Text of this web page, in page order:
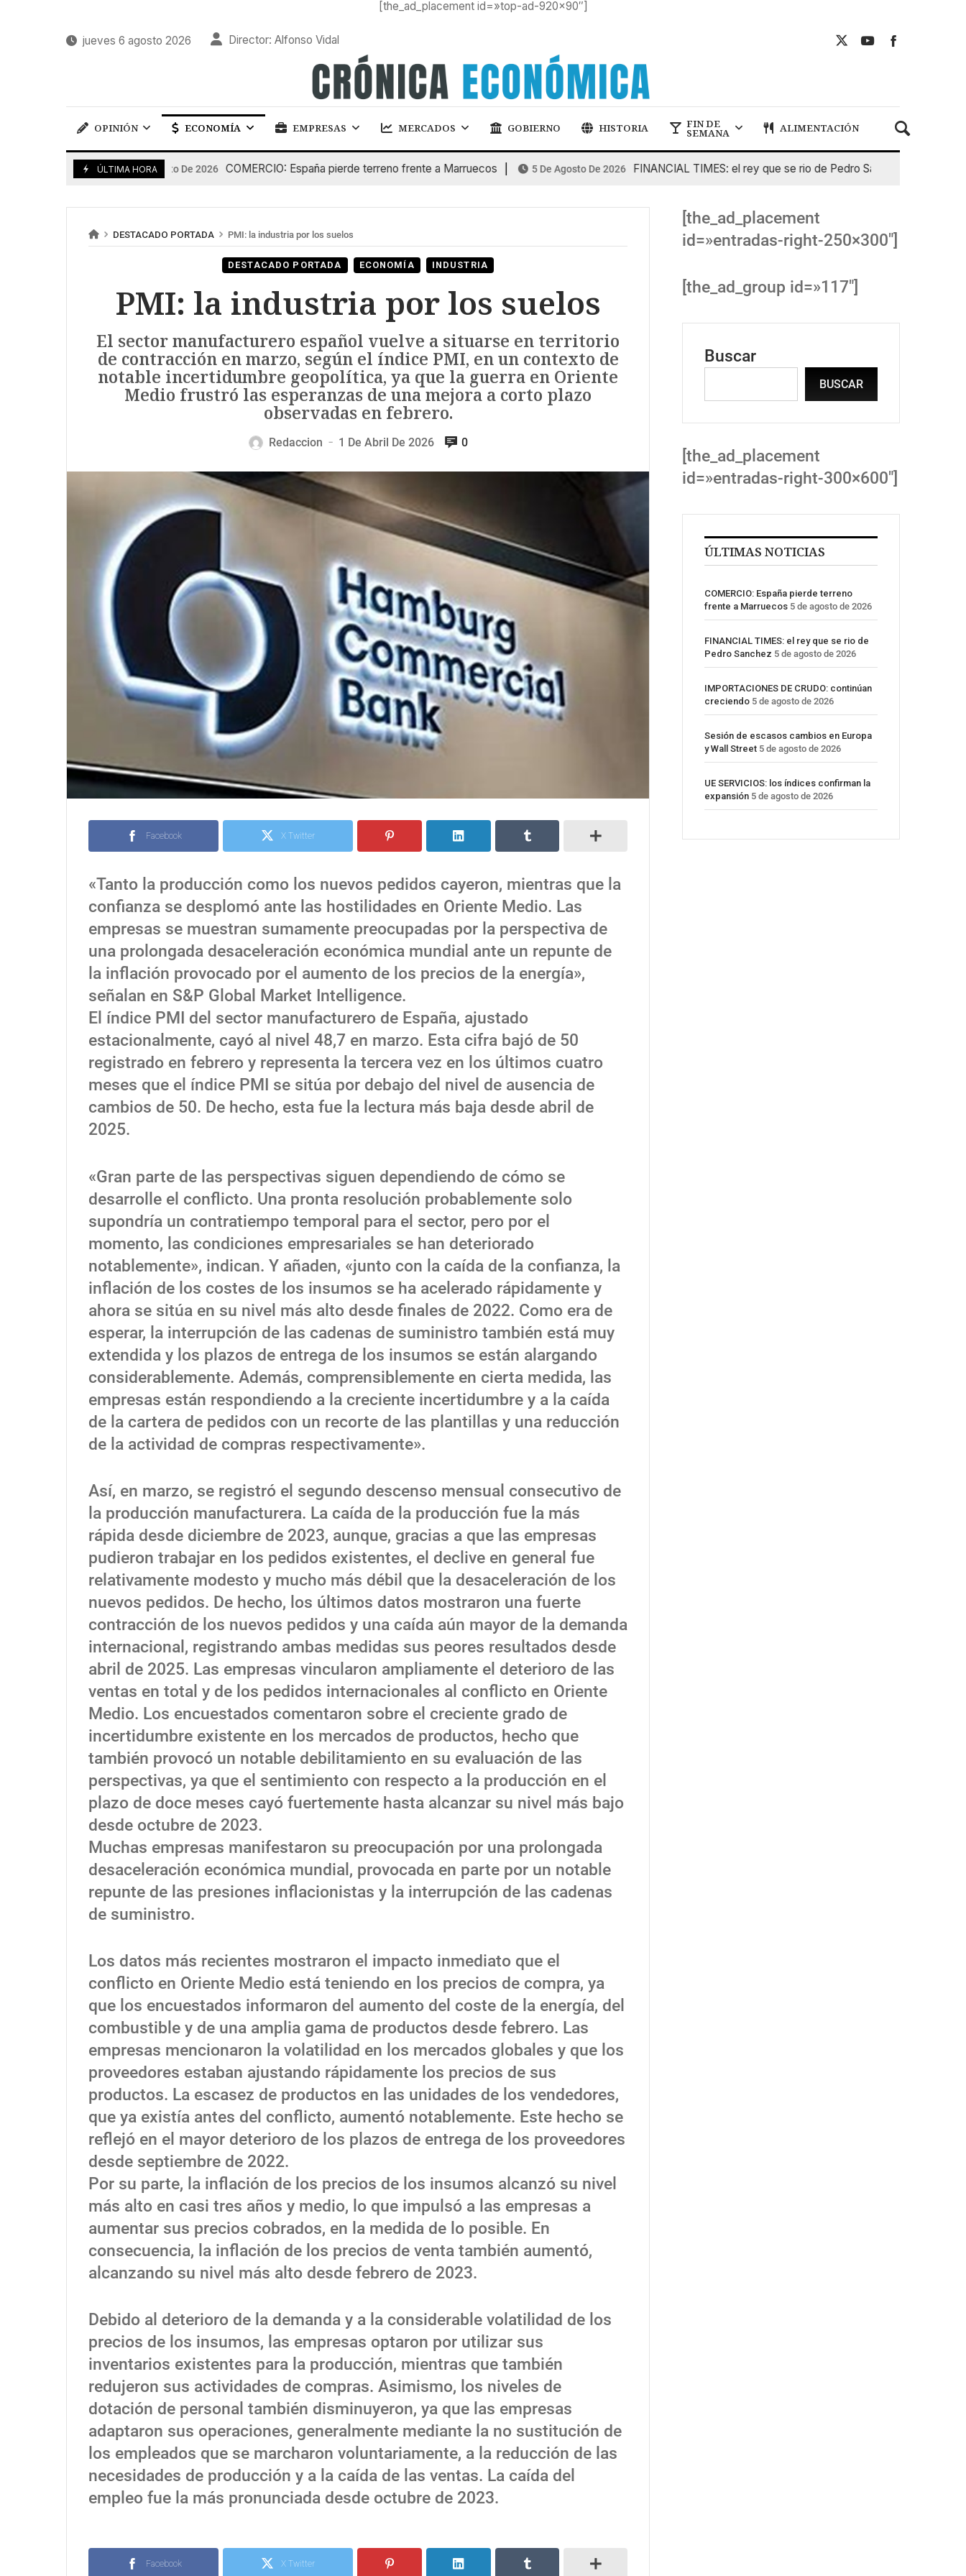
[the_ad_placement id=»top-ad-920×90″]
jueves 6 agosto 2026 Director: Alfonso Vidal
OPINIÓN ECONOMÍA EMPRESAS MERCADOS GOBIERNO HISTORIA FIN DE
SEMANA ALIMENTACIÓN
ÚLTIMA HORA
5 De Agosto De 2026 COMERCIO: España pierde terreno frente a Marruecos 5 De Agosto De 2026 FINANCIAL TIMES: el rey que se rio de Pedro Sanchez
DESTACADO PORTADA PMI: la industria por los suelos
DESTACADO PORTADA ECONOMÍA INDUSTRIA
PMI: la industria por los suelos
El sector manufacturero español vuelve a situarse en territorio
de contracción en marzo, según el índice PMI, en un contexto de
notable incertidumbre geopolítica, ya que la guerra en Oriente
Medio frustró las esperanzas de una mejora a corto plazo
observadas en febrero.
Redaccion — 1 De Abril De 2026 0
Facebook X Twitter
«Tanto la producción como los nuevos pedidos cayeron, mientras que la
confianza se desplomó ante las hostilidades en Oriente Medio. Las
empresas se muestran sumamente preocupadas por la perspectiva de
una prolongada desaceleración económica mundial ante un repunte de
la inflación provocado por el aumento de los precios de la energía»,
señalan en S&P Global Market Intelligence.
El índice PMI del sector manufacturero de España, ajustado
estacionalmente, cayó al nivel 48,7 en marzo. Esta cifra bajó de 50
registrado en febrero y representa la tercera vez en los últimos cuatro
meses que el índice PMI se sitúa por debajo del nivel de ausencia de
cambios de 50. De hecho, esta fue la lectura más baja desde abril de
2025.
«Gran parte de las perspectivas siguen dependiendo de cómo se
desarrolle el conflicto. Una pronta resolución probablemente solo
supondría un contratiempo temporal para el sector, pero por el
momento, las condiciones empresariales se han deteriorado
notablemente», indican. Y añaden, «junto con la caída de la confianza, la
inflación de los costes de los insumos se ha acelerado rápidamente y
ahora se sitúa en su nivel más alto desde finales de 2022. Como era de
esperar, la interrupción de las cadenas de suministro también está muy
extendida y los plazos de entrega de los insumos se están alargando
considerablemente. Además, comprensiblemente en cierta medida, las
empresas están respondiendo a la creciente incertidumbre y a la caída
de la cartera de pedidos con un recorte de las plantillas y una reducción
de la actividad de compras respectivamente».
Así, en marzo, se registró el segundo descenso mensual consecutivo de
la producción manufacturera. La caída de la producción fue la más
rápida desde diciembre de 2023, aunque, gracias a que las empresas
pudieron trabajar en los pedidos existentes, el declive en general fue
relativamente modesto y mucho más débil que la desaceleración de los
nuevos pedidos. De hecho, los últimos datos mostraron una fuerte
contracción de los nuevos pedidos y una caída aún mayor de la demanda
internacional, registrando ambas medidas sus peores resultados desde
abril de 2025. Las empresas vincularon ampliamente el deterioro de las
ventas en total y de los pedidos internacionales al conflicto en Oriente
Medio. Los encuestados comentaron sobre el creciente grado de
incertidumbre existente en los mercados de productos, hecho que
también provocó un notable debilitamiento en su evaluación de las
perspectivas, ya que el sentimiento con respecto a la producción en el
plazo de doce meses cayó fuertemente hasta alcanzar su nivel más bajo
desde octubre de 2023.
Muchas empresas manifestaron su preocupación por una prolongada
desaceleración económica mundial, provocada en parte por un notable
repunte de las presiones inflacionistas y la interrupción de las cadenas
de suministro.
Los datos más recientes mostraron el impacto inmediato que el
conflicto en Oriente Medio está teniendo en los precios de compra, ya
que los encuestados informaron del aumento del coste de la energía, del
combustible y de una amplia gama de productos desde febrero. Las
empresas mencionaron la volatilidad en los mercados globales y que los
proveedores estaban ajustando rápidamente los precios de sus
productos. La escasez de productos en las unidades de los vendedores,
que ya existía antes del conflicto, aumentó notablemente. Este hecho se
reflejó en el mayor deterioro de los plazos de entrega de los proveedores
desde septiembre de 2022.
Por su parte, la inflación de los precios de los insumos alcanzó su nivel
más alto en casi tres años y medio, lo que impulsó a las empresas a
aumentar sus precios cobrados, en la medida de lo posible. En
consecuencia, la inflación de los precios de venta también aumentó,
alcanzando su nivel más alto desde febrero de 2023.
Debido al deterioro de la demanda y a la considerable volatilidad de los
precios de los insumos, las empresas optaron por utilizar sus
inventarios existentes para la producción, mientras que también
redujeron sus actividades de compras. Asimismo, los niveles de
dotación de personal también disminuyeron, ya que las empresas
adaptaron sus operaciones, generalmente mediante la no sustitución de
los empleados que se marcharon voluntariamente, a la reducción de las
necesidades de producción y a la caída de las ventas. La caída del
empleo fue la más pronunciada desde octubre de 2023.
Facebook X Twitter
[the_ad_placement
id=»entradas-right-250×300″]
[the_ad_group id=»117″]
Buscar
BUSCAR
[the_ad_placement
id=»entradas-right-300×600″]
ÚLTIMAS NOTICIAS
COMERCIO: España pierde terreno
frente a Marruecos 5 de agosto de 2026
FINANCIAL TIMES: el rey que se rio de
Pedro Sanchez 5 de agosto de 2026
IMPORTACIONES DE CRUDO: continúan
creciendo 5 de agosto de 2026
Sesión de escasos cambios en Europa
y Wall Street 5 de agosto de 2026
UE SERVICIOS: los índices confirman la
expansión 5 de agosto de 2026